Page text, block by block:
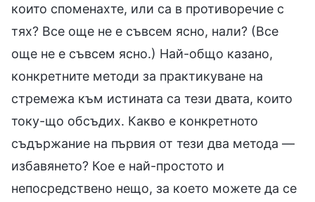
които споменахте, или са в противоречие с
тях? Все още не е съвсем ясно, нали? (Все
още не е съвсем ясно.) Най-общо казано,
конкретните методи за практикуване на
стремежа към истината са тези двата, които
току-що обсъдих. Какво е конкретното
съдържание на първия от тези два метода —
избавянето? Кое е най-простото и
непосредствено нещо, за което можете да се